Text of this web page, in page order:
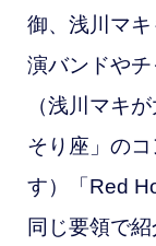
御、浅川マ
演バンドやチ
（浅川マキ
そり座」の
す）「Red
同じ要領で